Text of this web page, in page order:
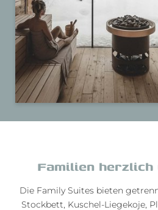
steht in deinem Zimmer bereit.
Familien herzlich
Die Family Suites bieten
Stockbett, Kuschel-Liegekoje,